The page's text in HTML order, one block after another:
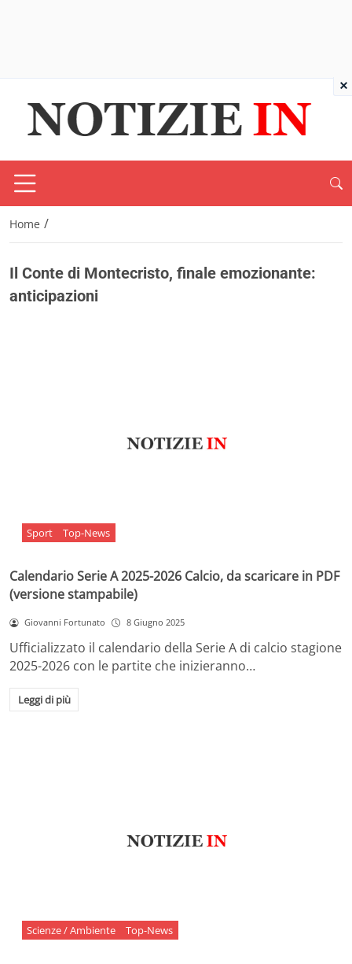
Home /
Il Conte di Montecristo, finale emozionante:
anticipazioni
Sport Top-News
Calendario Serie A 2025-2026 Calcio, da scaricare in PDF
(versione stampabile)
Giovanni Fortunato 8 Giugno 2025
Ufficializzato il calendario della Serie A di calcio stagione
2025-2026 con le partite che inizieranno…
Leggi di più
Scienze / Ambiente Top-News
×